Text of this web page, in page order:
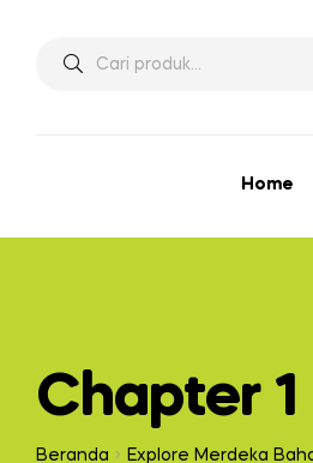
Home
Chapter
Beranda Explore Merdeka